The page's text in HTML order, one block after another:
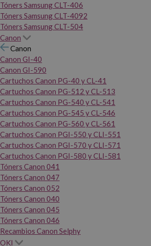
Tóners Samsung CLT-406
Tóners Samsung CLT-4092
Tóners Samsung CLT-504
Canon
Canon
Canon GI-40
Canon GI-590
Cartuchos Canon PG-40 y CL-41
Cartuchos Canon PG-512 y CL-513
Cartuchos Canon PG-540 y CL-541
Cartuchos Canon PG-545 y CL-546
Cartuchos Canon PG-560 y CL-561
Cartuchos Canon PGI-550 y CLI-551
Cartuchos Canon PGI-570 y CLI-571
Cartuchos Canon PGI-580 y CLI-581
Tóners Canon 041
Tóners Canon 047
Tóners Canon 052
Tóners Canon 040
Tóners Canon 045
Tóners Canon 046
Recambios Canon Selphy
OKI